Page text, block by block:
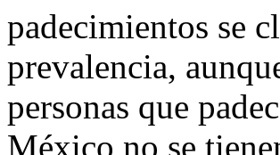
padecimientos se
prevalencia,
personas que
México no se